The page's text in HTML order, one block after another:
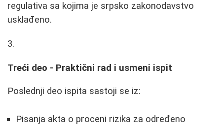
regulativa sa kojima je srpsko zakonodavstvo
usklađeno.
Treći deo - Praktični rad i usmeni ispit
Poslednji deo ispita sastoji se iz:
Pisanja akta o proceni rizika za određeno